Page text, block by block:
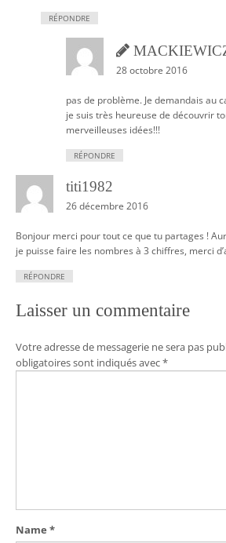
RÉPONDRE
28 octobre 2016
pas de problème. Je demandais au
je suis très heureuse de découvrir
merveilleuses idées!!!
RÉPONDRE
titi1982
26 décembre 2016
Bonjour merci pour tout ce que tu partages !
je puisse faire les nombres à 3 chiffres, merci
RÉPONDRE
Laisser un commentaire
Votre adresse de messagerie ne sera pas
obligatoires sont indiqués avec*
Name *